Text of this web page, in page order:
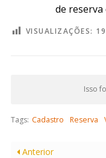
de reserva
VISUALIZAÇÕES:
Isso
Tags: Cadastro Reserva
Anterior